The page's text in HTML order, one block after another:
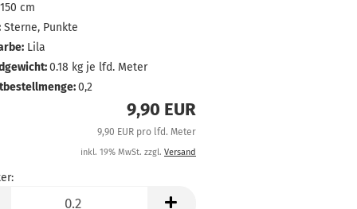
150 cm
Sterne, Punkte
Lila
0.18 kg je lfd. Meter
0,2
9,90 EUR
9,90 EUR pro lfd. Meter
inkl. 19% MwSt. zzgl. Versand